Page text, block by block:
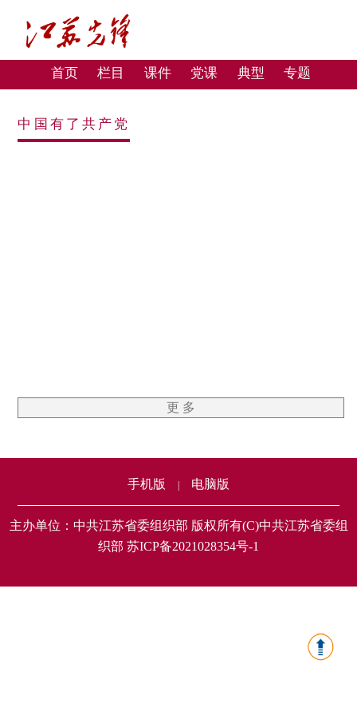
首页 栏目 课件 党课 典型 专题
中国有了共产党
更 多
手机版 电脑版
主办单位：中共江苏省委组织部 版权所有(C)中共江苏省委组
织部 苏ICP备2021028354号-1